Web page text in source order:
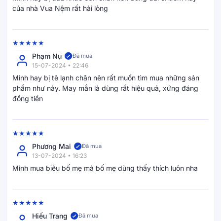
Thiết kế cho sử dụng hàng ngày
Không cầu kỳ như dùng các liệu pháp ngâm chân hay phức
tạp như đi spa massage bấm huyệt, Đai chườm bàn chân
được thiết kế sẵn dạng túi. Bạn chỉ cần đeo lên bàn chân, kết
nối nguồn điện và lựa chọn chế độ nhiệt phù hợp và sử dụng
hàng ngày!
Thương hiệu Iyashi - Liệu pháp “chữa lành” từ thiên nhiên
Lành tính, hiệu quả, lâu dài - đó là ba yếu tố quan trọng được
của nhà Vua Nệm rất hài lòng
Phạm Nụ Đã mua
15-07-2024 • 22:46
Mình hay bị tê lạnh chân nên rất muốn tìm mua những sản
phẩm như này. May mắn là dùng rất hiệu quả, xứng đáng
đồng tiền
Phương Mai Đã mua
13-07-2024 • 16:23
Mình mua biếu bố mẹ mà bố mẹ dùng thấy thích luôn nha
Hiếu Trang Đã mua